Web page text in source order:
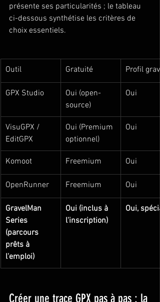
présente ses particularités ; le tableau
ci-dessous synthétise les critères de
choix essentiels.
Outil Gratuité Profil
GPX Studio
Oui (open-
source)
Oui
VisuGPX /
EditGPX
Oui (Premium
optionnel)
Oui
Komoot Freemium Oui
OpenRunner Freemium Oui
GravelMan
Series
(parcours
prêts à
l'emploi)
Oui (inclus à
l'inscription)
Oui,
Créer une trace GPX pas à pas : la